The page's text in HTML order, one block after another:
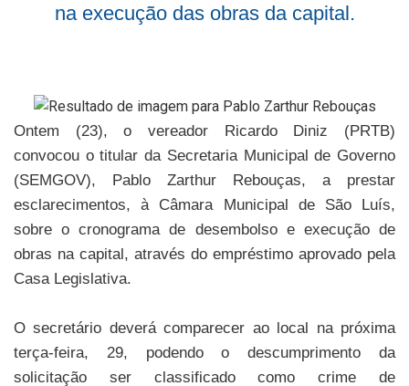
na execução das obras da capital.
Ontem (23), o vereador Ricardo Diniz (PRTB)
convocou o titular da Secretaria Municipal de Governo
(SEMGOV), Pablo Zarthur Rebouças, a prestar
esclarecimentos, à Câmara Municipal de São Luís,
sobre o cronograma de desembolso e execução de
obras na capital, através do empréstimo aprovado pela
Casa Legislativa.
O secretário deverá comparecer ao local na próxima
terça-feira, 29, podendo o descumprimento da
solicitação ser classificado como crime de